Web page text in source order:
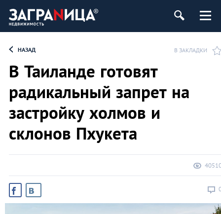
НАЗАД В ЗАКЛАДКИ
В Таиланде готовят
радикальный запрет на
застройку холмов и
склонов Пхукета